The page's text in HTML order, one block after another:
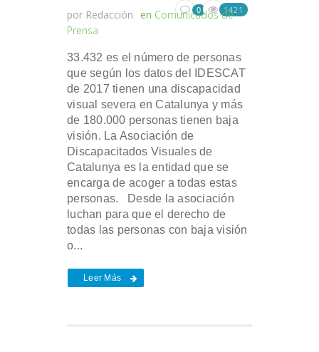
por Redacción en Comunicados de
Prensa
0 1421
33.432 es el número de personas
que según los datos del IDESCAT
de 2017 tienen una discapacidad
visual severa en Catalunya y más
de 180.000 personas tienen baja
visión. La Asociación de
Discapacitados Visuales de
Catalunya es la entidad que se
encarga de acoger a todas estas
personas. Desde la asociación
luchan para que el derecho de
todas las personas con baja visión
o...
Leer Más